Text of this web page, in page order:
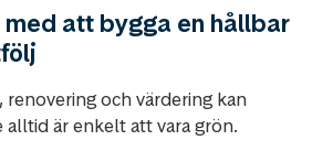
att bygga en hållbar
renovering och värdering kan
är enkelt att vara grön.